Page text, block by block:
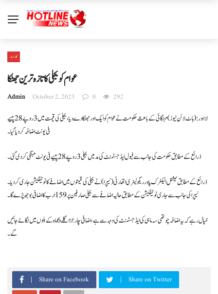
کاروبار
عوام کوبجلی کاتازہ ترین جھٹکا
Admin October 2, 2023 0 292
لاہور: (ہاٹ لائن نیوز) مہنگائی کے باعث حکومت نے عوام کو ایک اور جھٹکا دے دیا، بجلی کی قیمت میں 3 روپے 28 پیسے
فی یونٹ اضافہ کر دیا گیا۔
ذرائع کے مطابق حکومت کی جانب سے فیول ایڈجسٹمنٹ کی مد میں بجلی 3 روپے 28 پیسے فی یونٹ مہنگی کر دی گئی ۔
ذرائع کے مطابق نیشنل الیکٹرک پاور ریگولیٹری اتھارٹی (نیپرا) نے بجلی کی قیمتوں میں اضافے کا نوٹیفکیشن جاری کردیا۔
نیپرا کی جانب سے جاری نوٹیفکیشن کے مطابق حالیہ اضافے سے بجلی صارفین پر 159 ارب کا اضافی بوجھ پڑے گا۔
خیال رہے کہ یہ اضافہ چوتھی سہ ماہی کی ایڈجسٹمنٹ کی وجہ سے ہے، اضافی چارجز اگلے 6 ماہ کے بلوں میں لگائے جائیں
گے۔
Share on Facebook Share on Twitter